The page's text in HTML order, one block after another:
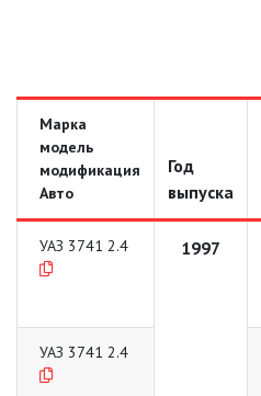
Марка
модель
модификация
Авто
Год
выпуска
УАЗ 3741 2.4 1997
УАЗ 3741 2.4